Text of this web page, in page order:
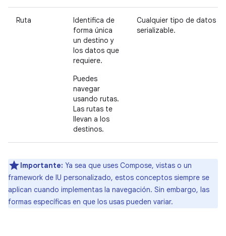
Ruta
Identifica de
forma única
un destino y
los datos que
requiere.
Puedes
navegar
usando rutas.
Las rutas te
llevan a los
destinos.
Cualquier tipo de datos
serializable.
Importante: Ya sea que uses Compose, vistas o un
framework de IU personalizado, estos conceptos siempre se
aplican cuando implementas la navegación. Sin embargo, las
formas específicas en que los usas pueden variar.